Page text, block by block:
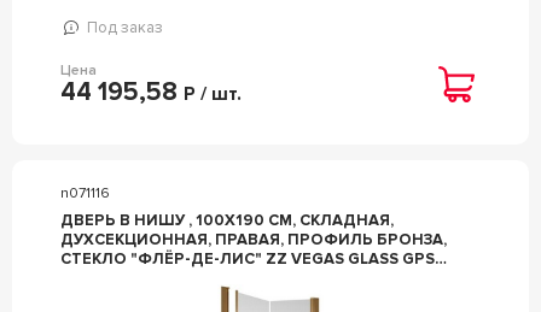
Под заказ
Цена
44 195,58 Р / шт.
n071116
ДВЕРЬ В НИШУ , 100X190 СМ, СКЛАДНАЯ,
ДУХСЕКЦИОННАЯ, ПРАВАЯ, ПРОФИЛЬ БРОНЗА,
СТЕКЛО "ФЛЁР-ДЕ-ЛИС" ZZ VEGAS GLASS GPS